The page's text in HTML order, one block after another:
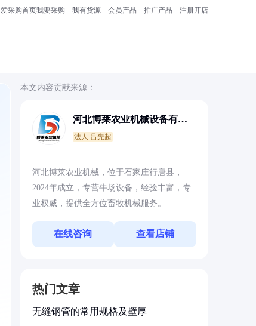
爱采购首页我要采购 我有货源 会员产品 推广产品 注册开店
本文内容贡献来源：
河北博莱农业机械设备有限
法人:吕先超
河北博莱农业机械，位于石家庄行唐县，
2024年成立，专营牛场设备，经验丰富，专
业权威，提供全方位畜牧机械服务。
在线咨询 查看店铺
热门文章
无缝钢管的常用规格及壁厚